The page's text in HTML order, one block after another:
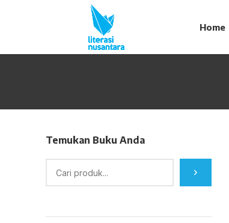
Home
Temukan Buku Anda